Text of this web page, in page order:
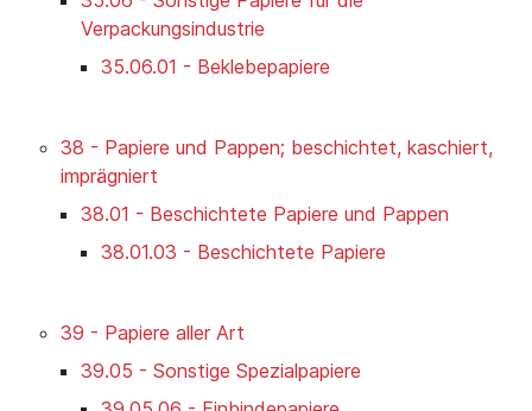
Verpackungsindustrie
35.06.01 - Beklebepapiere
38 - Papiere und Pappen; beschichtet, kaschiert,
imprägniert
38.01 - Beschichtete Papiere und Pappen
38.01.03 - Beschichtete Papiere
39 - Papiere aller Art
39.05 - Sonstige Spezialpapiere